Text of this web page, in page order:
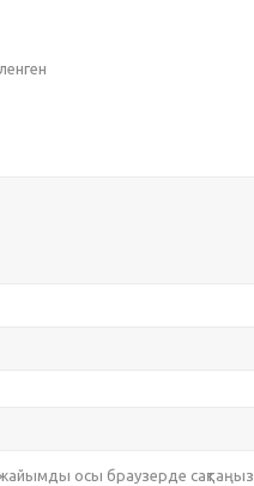
осы браузерде сақтаңыз.